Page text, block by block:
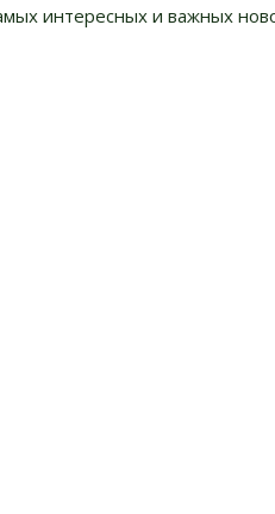
интересных и важных